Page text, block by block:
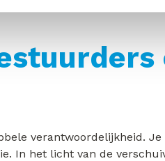
verantwoordelijkheid.
het licht van de